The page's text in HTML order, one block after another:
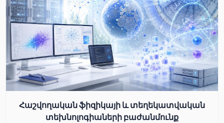
Հաշվողական ֆիզիկայի և տեղեկատվական
տեխնոլոգիաների բաժանմունք